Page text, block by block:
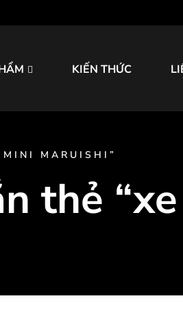
KIẾN THỨC
MARUISHI”
thẻ